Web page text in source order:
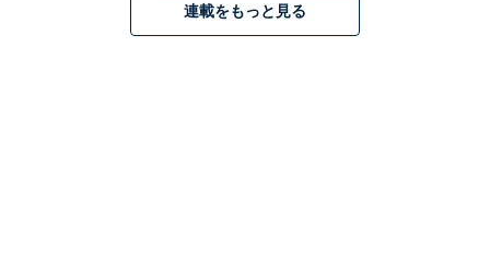
連載をもっと見る